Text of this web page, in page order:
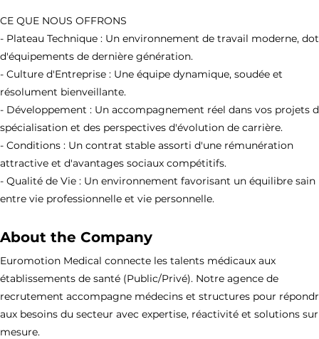
CE QUE NOUS OFFRONS
- Plateau Technique : Un environnement de travail moderne,
d'équipements de dernière génération.
- Culture d'Entreprise : Une équipe dynamique, soudée et
résolument bienveillante.
- Développement : Un accompagnement réel dans vos projets
spécialisation et des perspectives d'évolution de carrière.
- Conditions : Un contrat stable assorti d'une rémunération
attractive et d'avantages sociaux compétitifs.
- Qualité de Vie : Un environnement favorisant un équilibre sain
entre vie professionnelle et vie personnelle.
About the Company
Euromotion Medical connecte les talents médicaux aux
établissements de santé (Public/Privé). Notre agence de
recrutement accompagne médecins et structures pour
aux besoins du secteur avec expertise, réactivité et solutions sur
mesure.